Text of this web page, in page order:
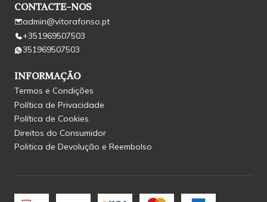
CONTACTE-NOS
admin@vitorafonso.pt
+351969507503
351969507503
INFORMAÇÃO
Termos e Condições
Política de Privacidade
Política de Cookies
Direitos do Consumidor
Politica de Devolução e Reembolso